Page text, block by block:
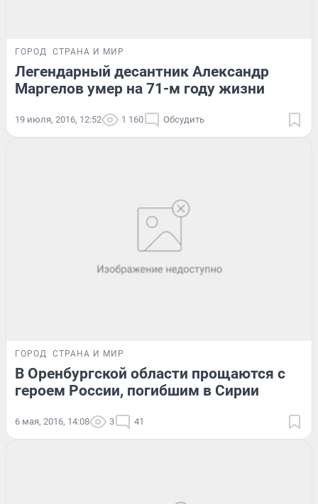
ГОРОД СТРАНА И МИР
Легендарный десантник Александр
Маргелов умер на 71-м году жизни
19 июля, 2016, 12:52 1 160 Обсудить
ГОРОД СТРАНА И МИР
В Оренбургской области прощаются с
героем России, погибшим в Сирии
6 мая, 2016, 14:08 3 41